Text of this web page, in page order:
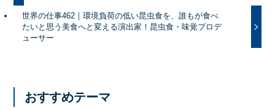
世界の仕事462｜環境負荷の低い昆虫食を、誰もが食べ
たいと思う美食へと変える演出家！昆虫食・味覚プロデ
ューサー
おすすめテーマ